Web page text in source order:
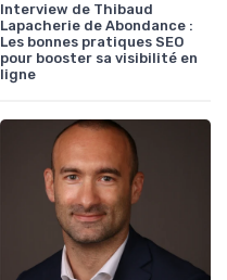
Interview de Thibaud
Lapacherie de Abondance :
Les bonnes pratiques SEO
pour booster sa visibilité en
ligne